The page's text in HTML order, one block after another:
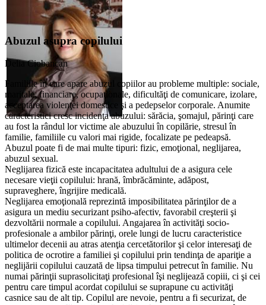
Abuzul asupra copilului
Delia Ciobancan
Familiile în care apare abuzul copiilor au probleme multiple: sociale,
maritale, financiare, ocupaţionale, dificultăţi de comunicare, izolare,
acceptarea violenţei domestice şi a pedepselor corporale. Anumite
caracteristici cresc incidenţa abuzului: sărăcia, şomajul, părinţi care
au fost la rândul lor victime ale abuzului în copilărie, stresul în
familie, familiile cu valori mai rigide, focalizate pe pedeapsă.
Abuzul poate fi de mai multe tipuri: fizic, emoţional, neglijarea,
abuzul sexual.
Neglijarea fizică este incapacitatea adultului de a asigura cele
necesare vieţii copilului: hrană, îmbrăcăminte, adăpost,
supraveghere, îngrijire medicală.
Neglijarea emoţională reprezintă imposibilitatea părinţilor de a
asigura un mediu securizant psiho-afectiv, favorabil creşterii şi
dezvoltării normale a copilului. Angajarea în activităţi socio-
profesionale a ambilor părinţi, orele lungi de lucru caracteristice
ultimelor decenii au atras atenţia cercetătorilor şi celor interesaţi de
politica de ocrotire a familiei şi copilului prin tendinţa de apariţie a
neglijării copilului cauzată de lipsa timpului petrecut în familie. Nu
numai părinţii suprasolicitaţi profesional îşi neglijează copiii, ci şi cei
pentru care timpul acordat copilului se suprapune cu activităţi
casnice sau de alt tip. Copilul are nevoie, pentru a fi securizat, de